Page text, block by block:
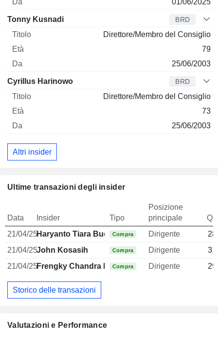
Valutazioni e Performance
01/06/2025
Tonny Kusnadi BRD
Direttore/Membro del Consiglio
79
25/06/2003
Cyrillus Harinowo BRD
Direttore/Membro del Consiglio
73
25/06/2003
Altri insider
Ultime transazioni degli insider
Data Insider Tipo
Posizione
principale
21/04/25Haryanto Tiara Budiman
Compra Dirigente
21/04/25John Kosasih Compra Dirigente
21/04/25Frengky Chandra Kusuma
Compra Dirigente
Storico delle transazioni